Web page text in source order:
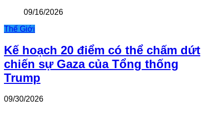
09/16/2026
Thế Giới
Kế hoạch 20 điểm có thể chấm dứt
chiến sự Gaza của Tổng thống
Trump
09/30/2026